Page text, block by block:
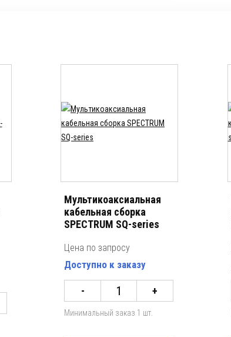
Мультикоаксиальная
кабельная сборка
SPECTRUM SQ-series
Цена по запросу
Доступно к заказу
- +
Минимальный заказ 1 шт.